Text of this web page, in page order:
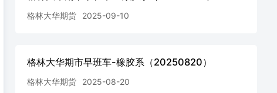
格林大华期货 2025-09-10
格林大华期市早班车-橡胶系（20250820）
格林大华期货 2025-08-20